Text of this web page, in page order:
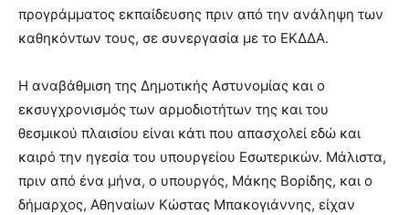
προγράμματος εκπαίδευσης πριν από την ανάληψη των
καθηκόντων τους, σε συνεργασία με το ΕΚΔΔΑ.
Η αναβάθμιση της Δημοτικής Αστυνομίας και ο
εκσυγχρονισμός των αρμοδιοτήτων της και του
θεσμικού πλαισίου είναι κάτι που απασχολεί εδώ και
καιρό την ηγεσία του υπουργείου Εσωτερικών. Μάλιστα,
πριν από ένα μήνα, ο υπουργός, Μάκης Βορίδης, και ο
δήμαρχος, Αθηναίων Κώστας Μπακογιάννης, είχαν